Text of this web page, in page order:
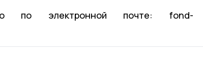
по электронной почте: fond-